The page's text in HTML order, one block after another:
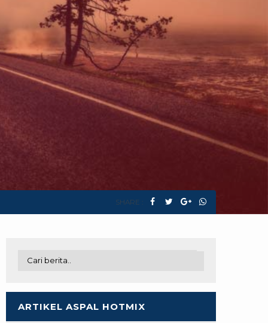
SHARE :
ARTIKEL ASPAL HOTMIX